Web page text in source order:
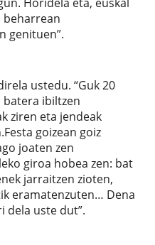
beharrean
genituen”.
ustedu. “Guk 20
ibiltzen
ziren eta jendeak
goizean goiz
joaten zen
giroa hobea zen: bat
jarraitzen zioten,
eramatenzuten… Dena
dela uste dut”.